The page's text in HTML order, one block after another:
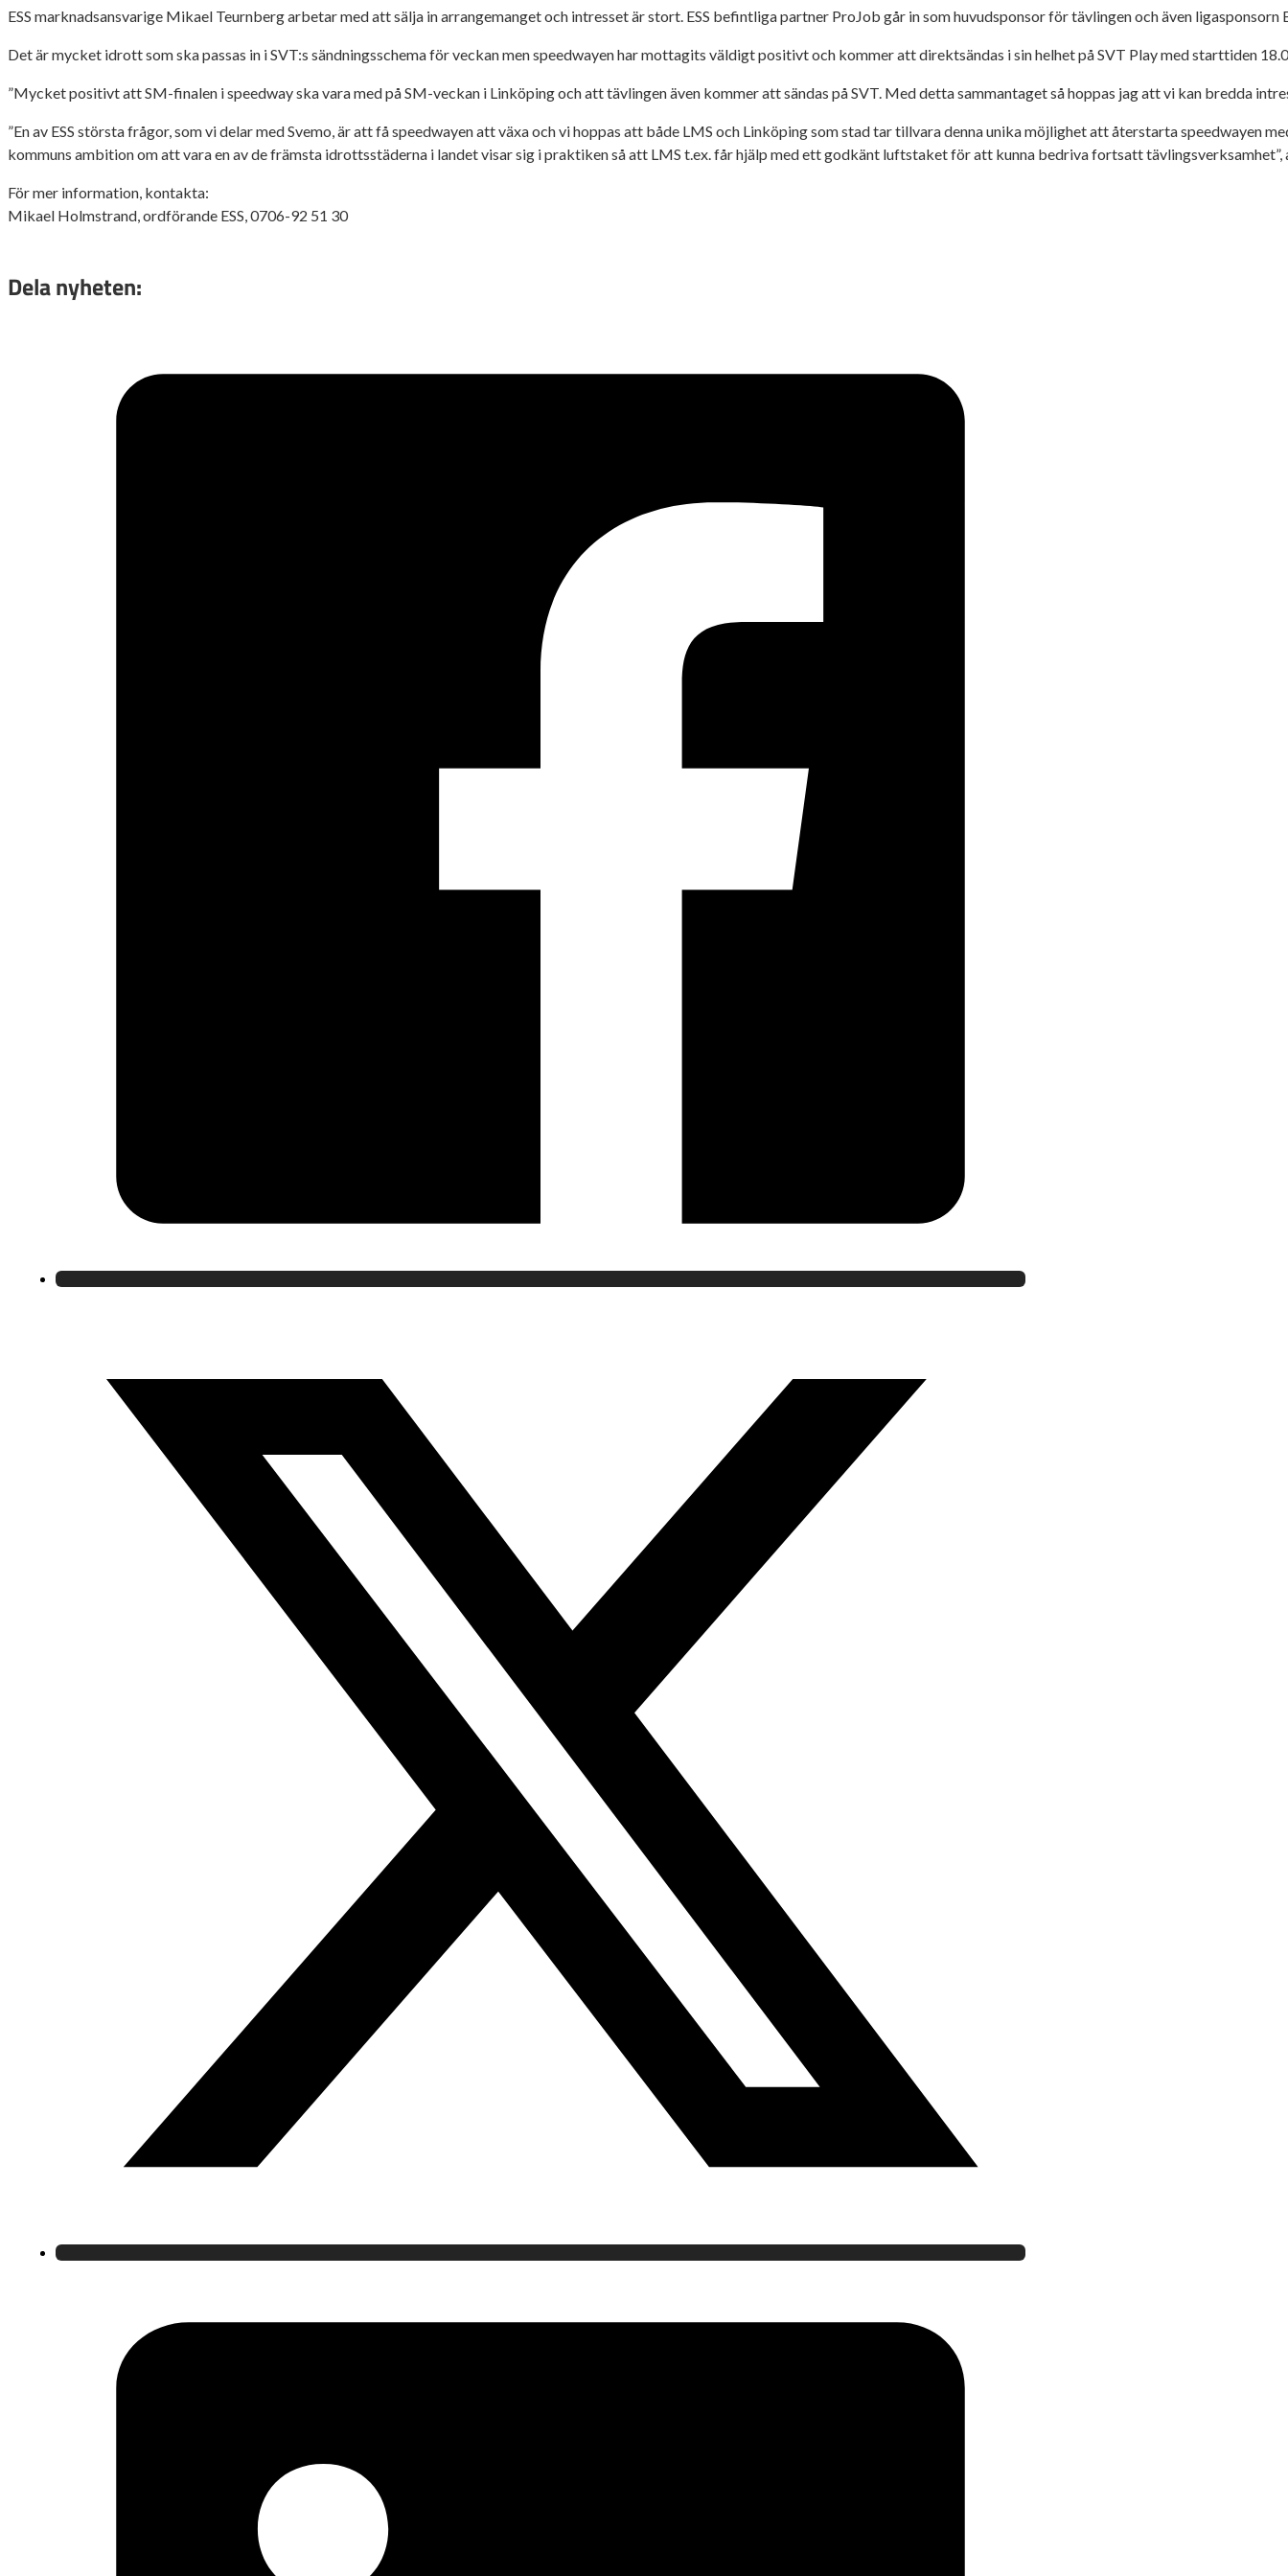
ESS marknadsansvarige Mikael Teurnberg arbetar med att sälja in arrangemanget och intresset är stort. ESS befintliga partner ProJob går in som huvudsponsor för tävlingen och även ligasponsorn
Det är mycket idrott som ska passas in i SVT:s sändningsschema för veckan men speedwayen har mottagits väldigt positivt och kommer att direktsändas i sin helhet på SVT Play med starttiden
”Mycket positivt att SM-finalen i speedway ska vara med på SM-veckan i Linköping och att tävlingen även kommer att sändas på SVT. Med detta sammantaget så hoppas jag att vi kan bredda
”En av ESS största frågor, som vi delar med Svemo, är att få speedwayen att växa och vi hoppas att både LMS och Linköping som stad tar tillvara denna unika möjlighet att återstarta
kommuns ambition om att vara en av de främsta idrottsstäderna i landet visar sig i praktiken så att LMS t.ex. får hjälp med ett godkänt luftstaket för att kunna bedriva fortsatt
För mer information, kontakta:
Mikael Holmstrand, ordförande ESS, 0706-92 51 30
Dela nyheten: